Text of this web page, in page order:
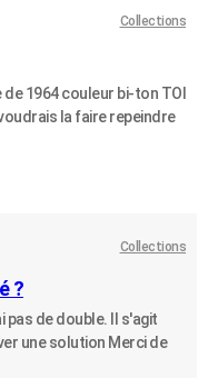
Collections
1964 couleur bi-ton TOI
la faire repeindre
Collections
?
pas de double. Il s'agit
une solution Merci de